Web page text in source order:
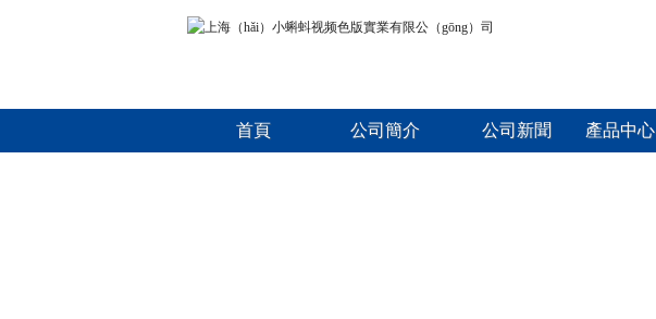
首頁 公司簡介 公司新聞 產品中心